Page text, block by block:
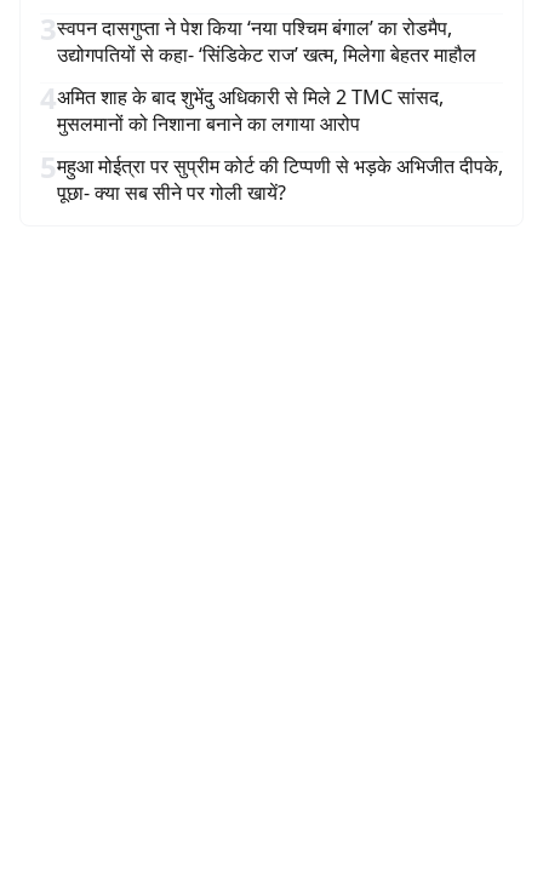
3स्वपन दासगुप्ता ने पेश किया ‘नया पश्चिम बंगाल’ का रोडमैप,
उद्योगपतियों से कहा- ‘सिंडिकेट राज’ खत्म, मिलेगा बेहतर माहौल
4अमित शाह के बाद शुभेंदु अधिकारी से मिले 2 TMC सांसद,
मुसलमानों को निशाना बनाने का लगाया आरोप
5महुआ मोईत्रा पर सुप्रीम कोर्ट की टिप्पणी से भड़के अभिजीत दीपके,
पूछा- क्या सब सीने पर गोली खायें?